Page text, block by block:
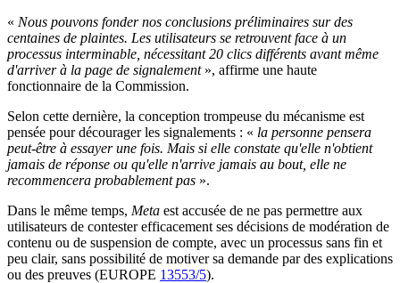
« Nous pouvons fonder nos conclusions préliminaires sur des
centaines de plaintes. Les utilisateurs se retrouvent face à un
processus interminable, nécessitant 20 clics différents avant même
d'arriver à la page de signalement », affirme une haute
fonctionnaire de la Commission.
Selon cette dernière, la conception trompeuse du mécanisme est
pensée pour décourager les signalements : « la personne pensera
peut-être à essayer une fois. Mais si elle constate qu'elle n'obtient
jamais de réponse ou qu'elle n'arrive jamais au bout, elle ne
recommencera probablement pas ».
Dans le même temps, Meta est accusée de ne pas permettre aux
utilisateurs de contester efficacement ses décisions de modération de
contenu ou de suspension de compte, avec un processus sans fin et
peu clair, sans possibilité de motiver sa demande par des explications
ou des preuves (EUROPE 13553/5).